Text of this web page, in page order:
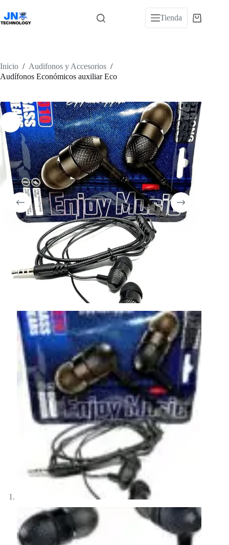
contenido
Tienda
Carro
Inicio / Audifonos y Accesorios /
Audífonos Económicos auxiliar Eco